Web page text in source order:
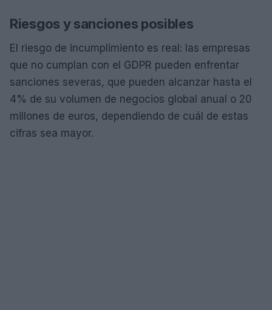
Riesgos y sanciones posibles
El riesgo de incumplimiento es real: las empresas
que no cumplan con el GDPR pueden enfrentar
sanciones severas, que pueden alcanzar hasta el
4% de su volumen de negocios global anual o 20
millones de euros, dependiendo de cuál de estas
cifras sea mayor.